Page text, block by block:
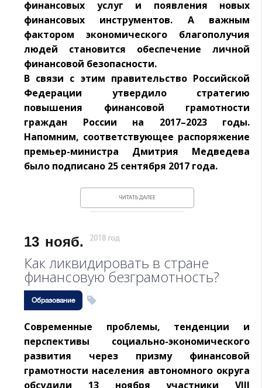
финансовых услуг и появления новых
финансовых инструментов. А важным
фактором экономического благополучия
людей становится обеспечение личной
финансовой безопасности.
В связи с этим правительство Российской
Федерации утвердило стратегию
повышения финансовой грамотности
граждан России на 2017–2023 годы.
Напомним, соответствующее распоряжение
премьер-министра Дмитрия Медведева
было подписано 25 сентября 2017 года.
ЧИТАТЬ ДАЛЕЕ
13 нояб. 2018 год
Как ликвидировать в стране
финансовую безграмотность?
Образование
Современные проблемы, тенденции и
перспективы социально-экономического
развития через призму финансовой
грамотности населения автономного округа
обсудили 13 ноября участники VIII